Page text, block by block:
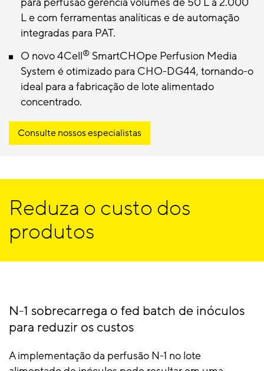
L e com ferramentas analíticas e de automação
integradas para PAT.
O novo 4Cell® SmartCHOpe Perfusion Media
System é otimizado para CHO-DG44, tornando-o
ideal para a fabricação de lote alimentado
concentrado.
Consulte nossos especialistas
Reduza o custo dos
produtos
N-1 sobrecarrega o fed batch de inóculos
para reduzir os custos
A implementação da perfusão N-1 no lote